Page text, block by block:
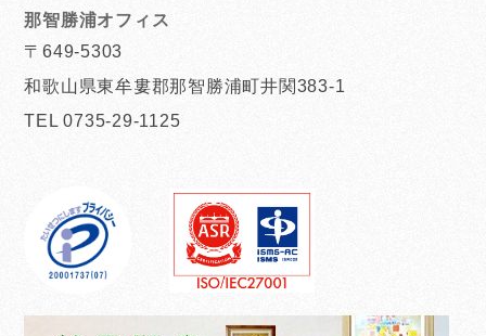
那智勝浦オフィス
〒649-5303
和歌山県東牟婁郡那智勝浦町井関383-1
TEL 0735-29-1125